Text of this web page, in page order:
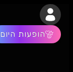
הופעות היום